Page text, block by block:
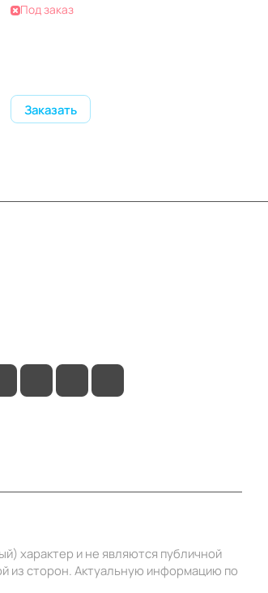
Под заказ
Заказать
характер и не являются публичной
из сторон. Актуальную информацию по